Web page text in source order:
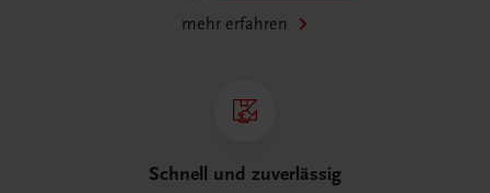
mehr erfahren
Schnell und zuverlässig